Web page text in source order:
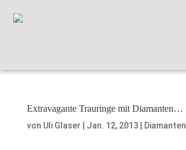
Extravagante Trauringe mit Diamanten…
von Uli Glaser Jan. 12, 2013| Diamanten